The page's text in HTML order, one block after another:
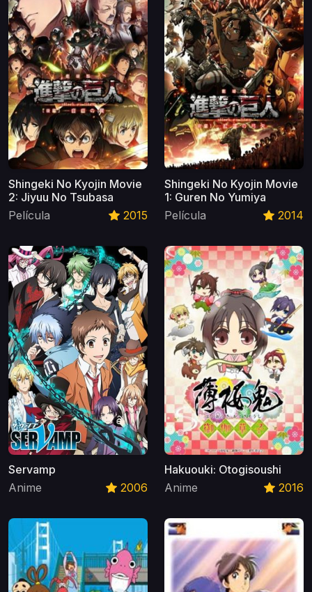
Shingeki No Kyojin Movie
2: Jiyuu No Tsubasa
Película
2015
Shingeki No Kyojin Movie
1: Guren No Yumiya
Película
2014
Servamp
Anime
2006
Hakuouki: Otogisoushi
Anime
2016